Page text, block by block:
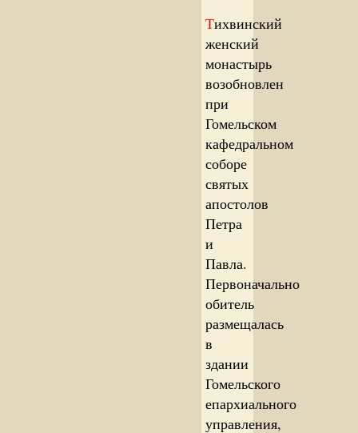
Тихвинский
женский
монастырь
возобновлен
при
Гомельском
кафедральном
соборе
святых
апостолов
Петра
и
Павла.
Первоначально
обитель
размещалась
в
здании
Гомельского
епархиального
управления,